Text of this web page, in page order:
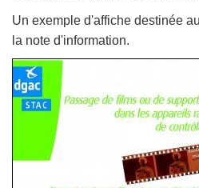
Un exemple d'affiche destinée
la note d'information.